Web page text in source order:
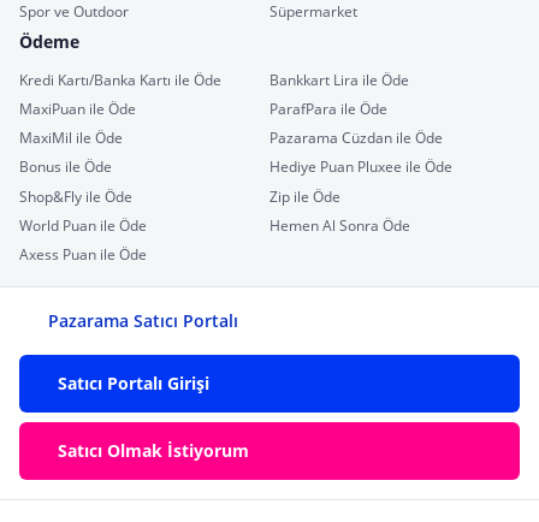
Spor ve Outdoor
Süpermarket
Ödeme
Kredi Kartı/Banka Kartı ile Öde
Bankkart Lira ile Öde
MaxiPuan ile Öde
ParafPara ile Öde
MaxiMil ile Öde
Pazarama Cüzdan ile Öde
Bonus ile Öde
Hediye Puan Pluxee ile Öde
Shop&Fly ile Öde
Zip ile Öde
World Puan ile Öde
Hemen Al Sonra Öde
Axess Puan ile Öde
Pazarama Satıcı Portalı
Satıcı Portalı Girişi
Satıcı Olmak İstiyorum